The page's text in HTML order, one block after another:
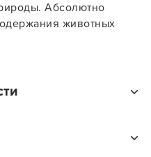
Абсолютно
животных
При попадании в